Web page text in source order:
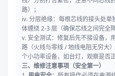
路）；
iv. 分层绝缘：每根芯线的接头处
体缠绕 2-3 层（确保芯线之间完全隔
v. 安全测试：修复后先不接设备，
路（火线与零线 / 地线电阻无穷大
个小功率设备，如台灯，观察是否正
三、维修注意事项（安全第一）